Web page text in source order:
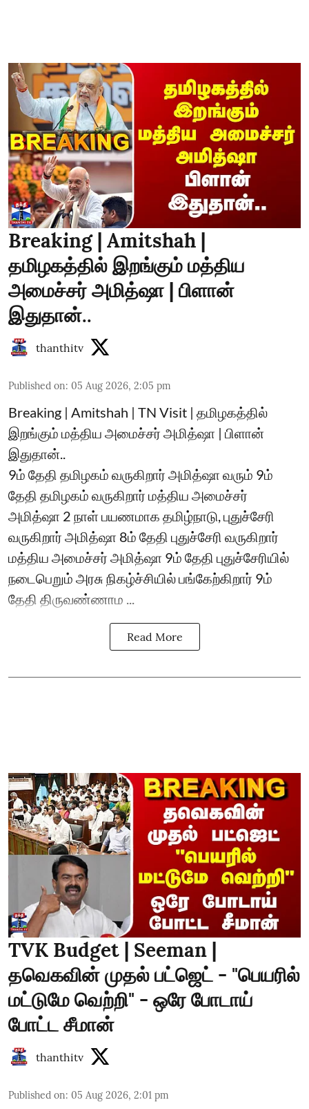
Breaking | Amitshah |
தமிழகத்தில் இறங்கும் மத்திய
அமைச்சர் அமித்ஷா | பிளான்
இதுதான்..
thanthitv
Published on: 05 Aug 2026, 2:05 pm
Breaking | Amitshah | TN Visit | தமிழகத்தில்
இறங்கும் மத்திய அமைச்சர் அமித்ஷா | பிளான்
இதுதான்..
9ம் தேதி தமிழகம் வருகிறார் அமித்ஷா வரும் 9ம்
தேதி தமிழகம் வருகிறார் மத்திய அமைச்சர்
அமித்ஷா 2 நாள் பயணமாக தமிழ்நாடு, புதுச்சேரி
வருகிறார் அமித்ஷா 8ம் தேதி புதுச்சேரி வருகிறார்
மத்திய அமைச்சர் அமித்ஷா 9ம் தேதி புதுச்சேரியில்
நடைபெறும் அரசு நிகழ்ச்சியில் பங்கேற்கிறார் 9ம்
தேதி திருவண்ணாம ...
Read More
TVK Budget | Seeman |
தவெகவின் முதல் பட்ஜெட் - "பெயரில்
மட்டுமே வெற்றி" - ஒரே போடாய்
போட்ட சீமான்
thanthitv
Published on: 05 Aug 2026, 2:01 pm